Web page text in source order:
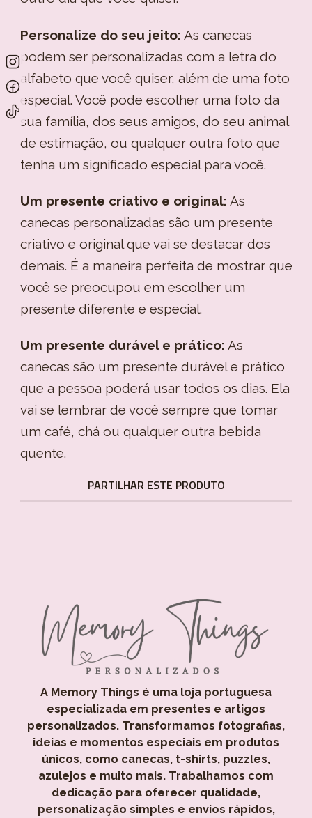
Personalize do seu jeito: As canecas
podem ser personalizadas com a letra do
alfabeto que você quiser, além de uma foto
especial. Você pode escolher uma foto da
sua família, dos seus amigos, do seu animal
de estimação, ou qualquer outra foto que
tenha um significado especial para você.
Um presente criativo e original: As
canecas personalizadas são um presente
criativo e original que vai se destacar dos
demais. É a maneira perfeita de mostrar que
você se preocupou em escolher um
presente diferente e especial.
Um presente durável e prático: As
canecas são um presente durável e prático
que a pessoa poderá usar todos os dias. Ela
vai se lembrar de você sempre que tomar
um café, chá ou qualquer outra bebida
quente.
PARTILHAR ESTE PRODUTO
A Memory Things é uma loja portuguesa
especializada em presentes e artigos
personalizados. Transformamos fotografias,
ideias e momentos especiais em produtos
únicos, como canecas, t-shirts, puzzles,
azulejos e muito mais. Trabalhamos com
dedicação para oferecer qualidade,
personalização simples e envios rápidos,